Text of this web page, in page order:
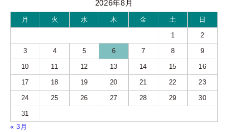
2026年8月
月 火 水 木 金 土 日
1 2
3 4 5 6 7 8 9
10 11 12 13 14 15 16
17 18 19 20 21 22 23
24 25 26 27 28 29 30
31
« 3月